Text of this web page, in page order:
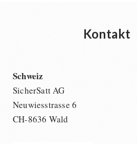
Kontakt
Schweiz
SicherSatt AG
Neuwiesstrasse 6
CH-8636 Wald